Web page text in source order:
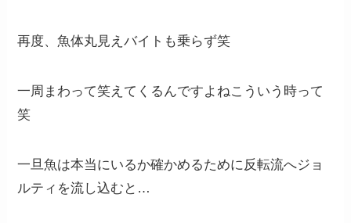
再度、魚体丸見えバイトも乗らず笑
一周まわって笑えてくるんですよねこういう時って
笑
一旦魚は本当にいるか確かめるために反転流へジョ
ルティを流し込むと…